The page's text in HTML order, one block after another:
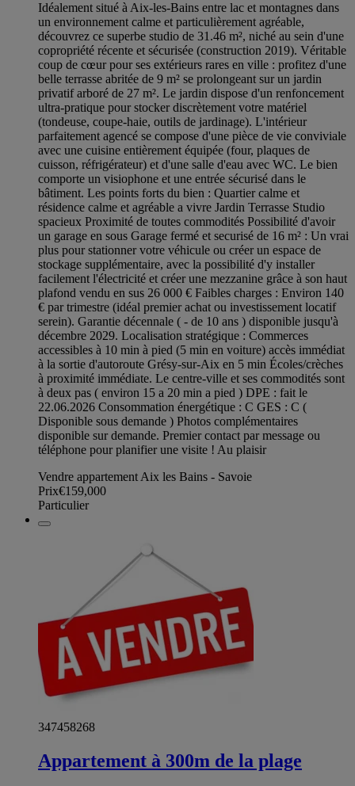
Idéalement situé à Aix-les-Bains entre lac et montagnes dans
un environnement calme et particulièrement agréable,
découvrez ce superbe studio de 31.46 m², niché au sein d'une
copropriété récente et sécurisée (construction 2019). Véritable
coup de cœur pour ses extérieurs rares en ville : profitez d'une
belle terrasse abritée de 9 m² se prolongeant sur un jardin
privatif arboré de 27 m². Le jardin dispose d'un renfoncement
ultra-pratique pour stocker discrètement votre matériel
(tondeuse, coupe-haie, outils de jardinage). L'intérieur
parfaitement agencé se compose d'une pièce de vie conviviale
avec une cuisine entièrement équipée (four, plaques de
cuisson, réfrigérateur) et d'une salle d'eau avec WC. Le bien
comporte un visiophone et une entrée sécurisé dans le
bâtiment. Les points forts du bien : Quartier calme et
résidence calme et agréable a vivre Jardin Terrasse Studio
spacieux Proximité de toutes commodités Possibilité d'avoir
un garage en sous Garage fermé et securisé de 16 m² : Un vrai
plus pour stationner votre véhicule ou créer un espace de
stockage supplémentaire, avec la possibilité d'y installer
facilement l'électricité et créer une mezzanine grâce à son haut
plafond vendu en sus 26 000 € Faibles charges : Environ 140
€ par trimestre (idéal premier achat ou investissement locatif
serein). Garantie décennale ( - de 10 ans ) disponible jusqu'à
décembre 2029. Localisation stratégique : Commerces
accessibles à 10 min à pied (5 min en voiture) accès immédiat
à la sortie d'autoroute Grésy-sur-Aix en 5 min Écoles/crèches
à proximité immédiate. Le centre-ville et ses commodités sont
à deux pas ( environ 15 a 20 min a pied ) DPE : fait le
22.06.2026 Consommation énergétique : C GES : C (
Disponible sous demande ) Photos complémentaires
disponible sur demande. Premier contact par message ou
téléphone pour planifier une visite ! Au plaisir
Vendre appartement Aix les Bains - Savoie
Prix€159,000
Particulier
347458268
Appartement à 300m de la plage